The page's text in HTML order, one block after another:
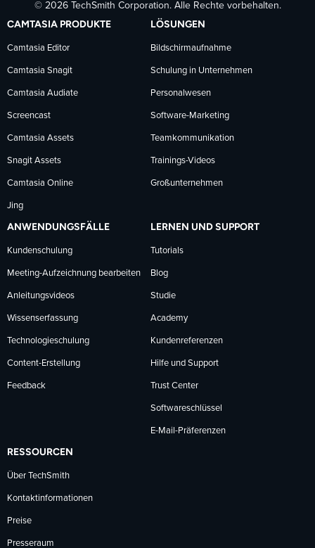
auf
Facebook
folgen
auf
LinkedIn
folgen
auf
YouTube
folgen
© 2026 TechSmith Corporation. Alle Rechte vorbehalten.
CAMTASIA PRODUKTE
Camtasia Editor
Camtasia Snagit
Camtasia Audiate
Screencast
Camtasia Assets
Snagit Assets
Camtasia Online
Jing
LÖSUNGEN
Bildschirmaufnahme
Schulung in Unternehmen
Personalwesen
Software-Marketing
Teamkommunikation
Trainings-Videos
Großunternehmen
ANWENDUNGSFÄLLE
Kundenschulung
Meeting-Aufzeichnung bearbeiten
Anleitungsvideos
Wissenserfassung
Technologieschulung
Content-Erstellung
Feedback
LERNEN UND SUPPORT
Tutorials
Blog
Studie
Academy
Kundenreferenzen
Hilfe und Support
Trust Center
Softwareschlüssel
E-Mail-Präferenzen
RESSOURCEN
Über TechSmith
Kontaktinformationen
Preise
Presseraum